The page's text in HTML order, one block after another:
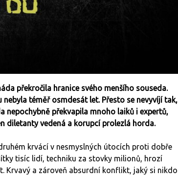
překročila hranice svého menšího souseda.
téměř osmdesát let. Přesto se nevyvíjí tak,
nepochybně překvapila mnoho laiků i expertů,
diletanty vedená a korupcí prolezlá horda.
krvácí v nesmyslných útocích proti dobře
tisíc lidí, techniku za stovky milionů, hrozí
Krvavý a zároveň absurdní konflikt, jaký si nikdo